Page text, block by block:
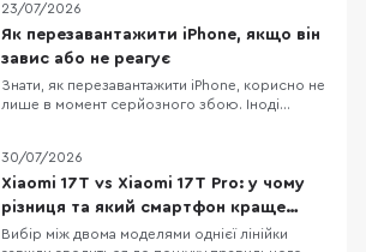
23/07/2026
Як перезавантажити iPhone, якщо він
завис або не реагує
Знати, як перезавантажити iPhone, корисно не
лише в момент серйозного збою. Іноді
підвисання, зупинити застосунок, який
некоректно працює або повернути системі
нормальну роботу. Apple прямо рекомендує
починати саме з такого
30/07/2026
Xiaomi 17T vs Xiaomi 17T Pro: у чому
різниця та який смартфон краще
обрати
Вибір між двома моделями однієї лінійки